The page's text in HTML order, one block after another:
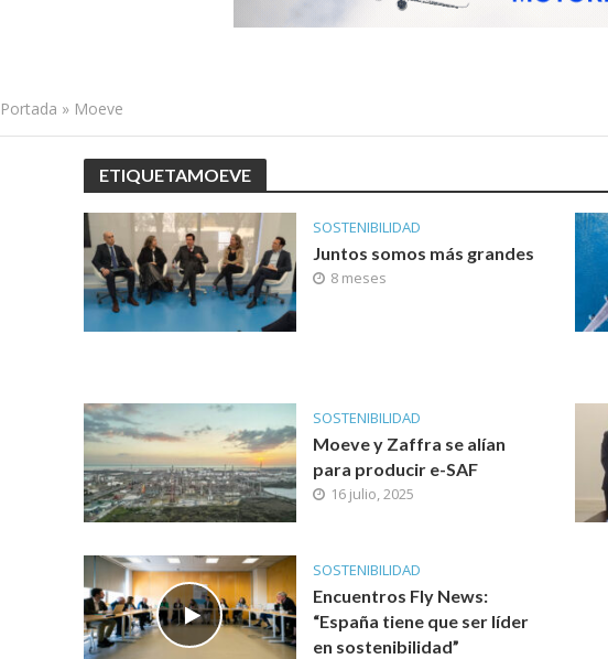
Portada » Moeve
ETIQUETAMOEVE
SOSTENIBILIDAD
Juntos somos más grandes
8 meses
SOSTENIBILIDAD
Moeve y Zaffra se alían
para producir e-SAF
16 julio, 2025
SOSTENIBILIDAD
Encuentros Fly News:
“España tiene que ser líder
en sostenibilidad”